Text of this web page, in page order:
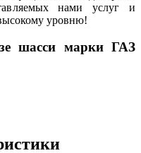
нами услуг и
уровню!
шасси марки ГАЗ